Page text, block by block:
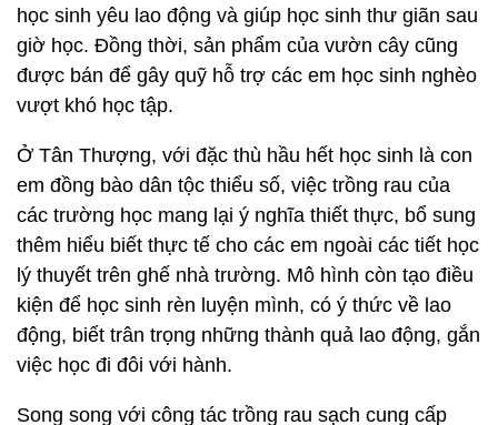
học sinh yêu lao động và giúp học sinh thư giãn sau
giờ học. Đồng thời, sản phẩm của vườn cây cũng
được bán để gây quỹ hỗ trợ các em học sinh nghèo
vượt khó học tập.
Ở Tân Thượng, với đặc thù hầu hết học sinh là con
em đồng bào dân tộc thiểu số, việc trồng rau của
các trường học mang lại ý nghĩa thiết thực, bổ sung
thêm hiểu biết thực tế cho các em ngoài các tiết học
lý thuyết trên ghế nhà trường. Mô hình còn tạo điều
kiện để học sinh rèn luyện mình, có ý thức về lao
động, biết trân trọng những thành quả lao động, gắn
việc học đi đôi với hành.
Song song với công tác trồng rau sạch cung cấp